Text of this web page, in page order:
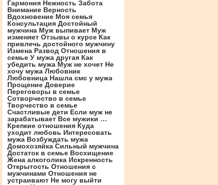
Гармония Нежность Забота
Внимание Верность
Вдохновение Моя семья
Консультация Достойный
мужчина Муж выпивает Муж
изменяет Отзывы о курсе Как
привлечь достойного мужчину
Измена Развод Отношения в
семье У мужа другая Как
убедить мужа Муж не хочет Не
хочу мужа Любовник
Любовница Нашла смс у мужа
Прощение Доверие
Переговоры в семье
Сотворчество в семье
Творчество в семье
Счастливые дети Если муж не
зарабатывает Все мужики …
Крепкие отношения Куда
уходит любовь Интересовать
мужа Возбуждать мужа
Домохозяйка Сильный мужчина
Достаток в семье Восхищение
Жена алкоголика Искренность
Открытость Отношения с
мужчинами Отношения не
устраивают Не могу выйти